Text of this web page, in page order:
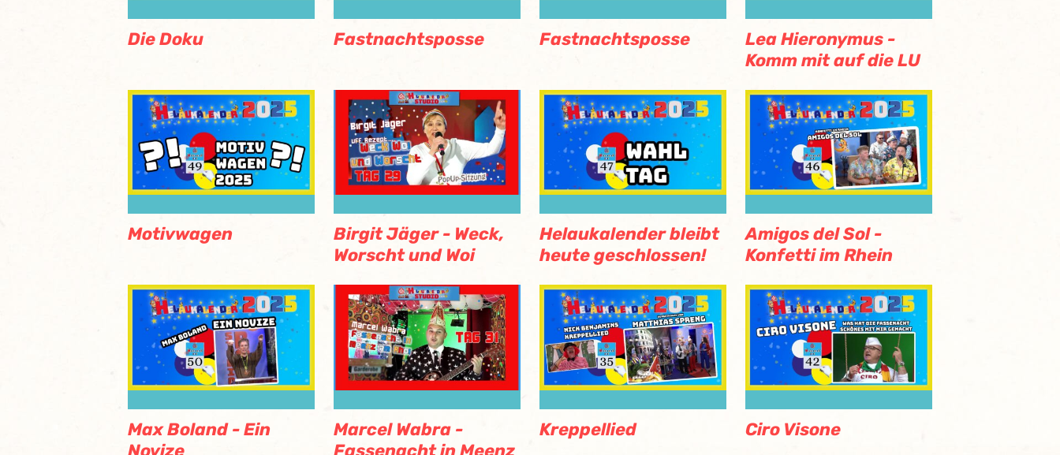
Die Doku Fastnachtsposse Fastnachtsposse
Lea Hieronymus -
Komm mit auf die LU
Motivwagen
Birgit Jäger - Weck,
Worscht und Woi
Helaukalender bleibt
heute geschlossen!
Amigos del Sol -
Konfetti im Rhein
Max Boland - Ein
Novize
Marcel Wabra -
Fassenacht in Meenz
Kreppellied Ciro Visone